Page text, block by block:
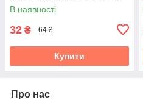
В наявності
32 ₴ 64 ₴
Купити
Про нас